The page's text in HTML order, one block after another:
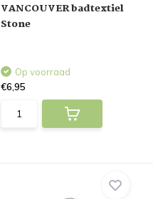
VANCOUVER badtextiel
Stone
Op voorraad
€6,95